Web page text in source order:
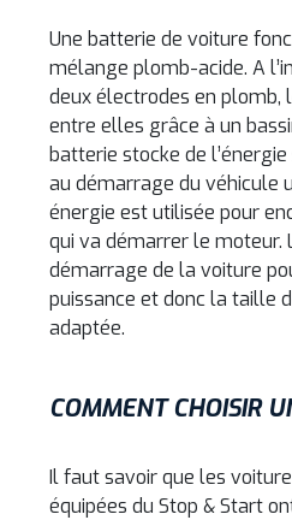
Une batterie de voiture
mélange plomb-acide. A
deux électrodes en plomb,
entre elles grâce à un
batterie stocke de
au démarrage du véhicule
énergie est utilisée pour
qui va démarrer le moteur.
démarrage de la voiture
puissance et donc la taille
adaptée.
COMMENT CHOISIR
Il faut savoir que les
équipées du Stop & Start